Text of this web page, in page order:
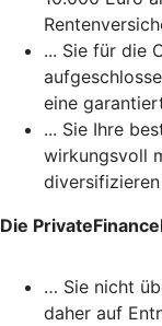
... Sie für die
eine
... Sie Ihre
wirkungsvoll
Die
… Sie nicht
daher auf